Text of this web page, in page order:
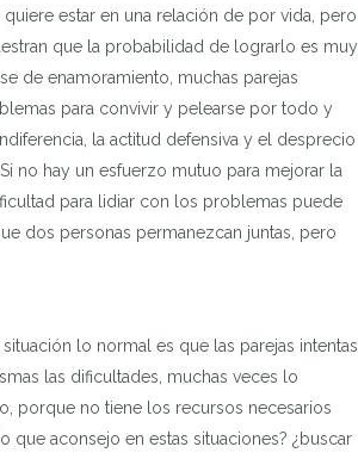
quiere estar en una relación de por vida, pero
que la probabilidad de lograrlo es muy
de enamoramiento, muchas parejas
para convivir y pelearse por todo y
la actitud defensiva y el desprecio
no hay un esfuerzo mutuo para mejorar la
para lidiar con los problemas puede
dos personas permanezcan juntas, pero
lo normal es que las parejas intentas
las dificultades, muchas veces lo
porque no tiene los recursos necesarios
que aconsejo en estas situaciones? ¿buscar